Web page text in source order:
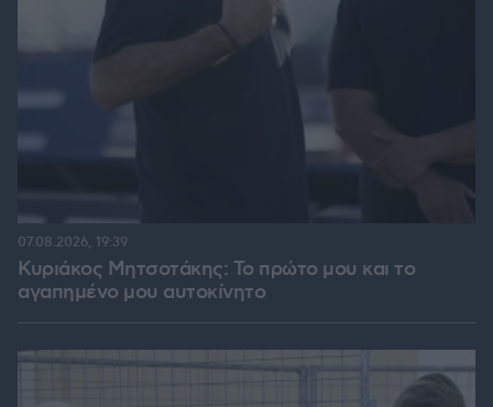
Κυριάκος Μητσοτάκης: Το πρώτο μου και το
αγαπημένο μου αυτοκίνητο
07.08.2026, 19:39